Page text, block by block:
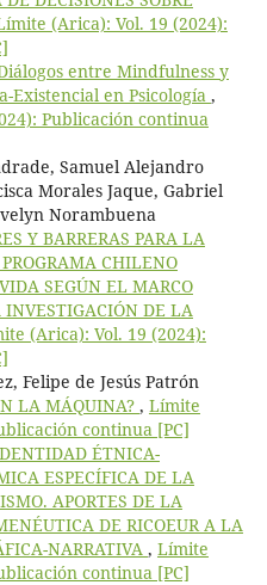
(Arica): Vol. 19 (2024):
entre Mindfulness y
Existencial en Psicología ,
Publicación continua
Samuel Alejandro
Morales Jaque, Gabriel
Norambuena
Y BARRERAS PARA LA
CHILENO
SEGÚN EL MARCO
INVESTIGACIÓN DE LA
(Arica): Vol. 19 (2024):
Felipe de Jesús Patrón
LA MÁQUINA? , Límite
continua [PC]
ÉTNICA-
ESPECÍFICA DE LA
APORTES DE LA
DE RICOEUR A LA
NARRATIVA , Límite
continua [PC]